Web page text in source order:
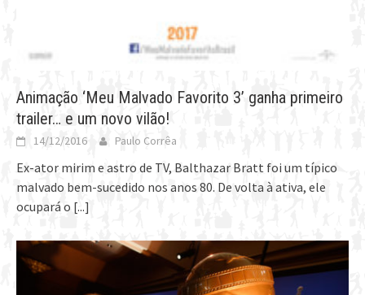
Animação ‘Meu Malvado Favorito 3’ ganha primeiro
trailer… e um novo vilão!
14/12/2016 Paulo Corrêa
Ex-ator mirim e astro de TV, Balthazar Bratt foi um típico
malvado bem-sucedido nos anos 80. De volta à ativa, ele
ocupará o [...]